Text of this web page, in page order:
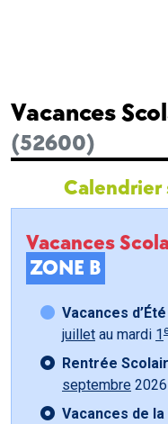
Vacances
(52600)
Calendrier
Vacances
ZONE B
Vacances
juillet au mardi 1
Rentrée
septembre 2026
Vacances de